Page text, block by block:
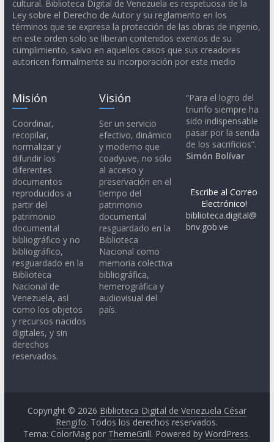
cultural. Biblioteca Digital de Venezuela es respetuosa de la
Ley sobre el Derecho de Autor y su reglamento en los
términos que se expresa la protección de las obras de ingenio,
en este orden solo se liberan contenidos exentos de su
cumplimiento, salvo en aquellos casos que sus creadores
autoricen formalmente su incorporación por este medio
Misión
Coordinar,
recopilar,
normalizar y
difundir los
diferentes
documentos
reproducidos a
partir del
patrimonio
documental
bibliográfico y no
bibliográfico,
resguardado en la
Biblioteca
Nacional de
Venezuela, así
como los objetos
y recursos nacidos
digitales, y sin
derechos
reservados.
Visión
Ser un servicio
efectivo, dinámico
y moderno que
coadyuve, no sólo
al acceso y
preservación en el
tiempo del
patrimonio
documental
resguardado en la
Biblioteca
Nacional como
memoria colectiva
bibliográfica,
hemerográfica y
audiovisual del
país.
“Para el logro del
triunfo siempre ha
sido indispensable
pasar por la senda
de los sacrificios”.
Simón Bolívar
Escribe al Correo
Electrónico!
biblioteca.digital@
bnv.gob.ve
Copyright © 2026 Biblioteca Digital de Venezuela César
Rengifo. Todos los derechos reservados.
Tema: ColorMag por ThemeGrill. Powered byWordPress.